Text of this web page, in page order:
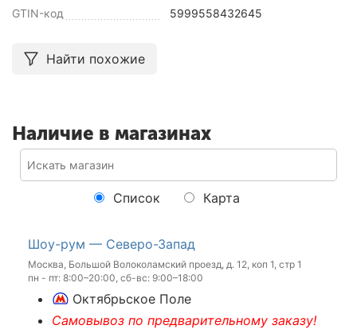
GTIN-код 5999558432645
Найти похожие
Наличие в магазинах
Список Карта
Шоу-рум — Северо-Запад
Москва, Большой Волоколамский проезд, д. 12, коп 1, стр 1
пн - пт: 8:00–20:00, сб-вс: 9:00–18:00
Октябрьское Поле
Самовывоз по предварительному заказу!